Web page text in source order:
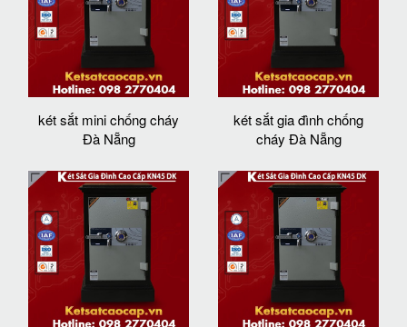
két sắt mini chống cháy
Đà Nẵng
két sắt gia đình chống
cháy Đà Nẵng